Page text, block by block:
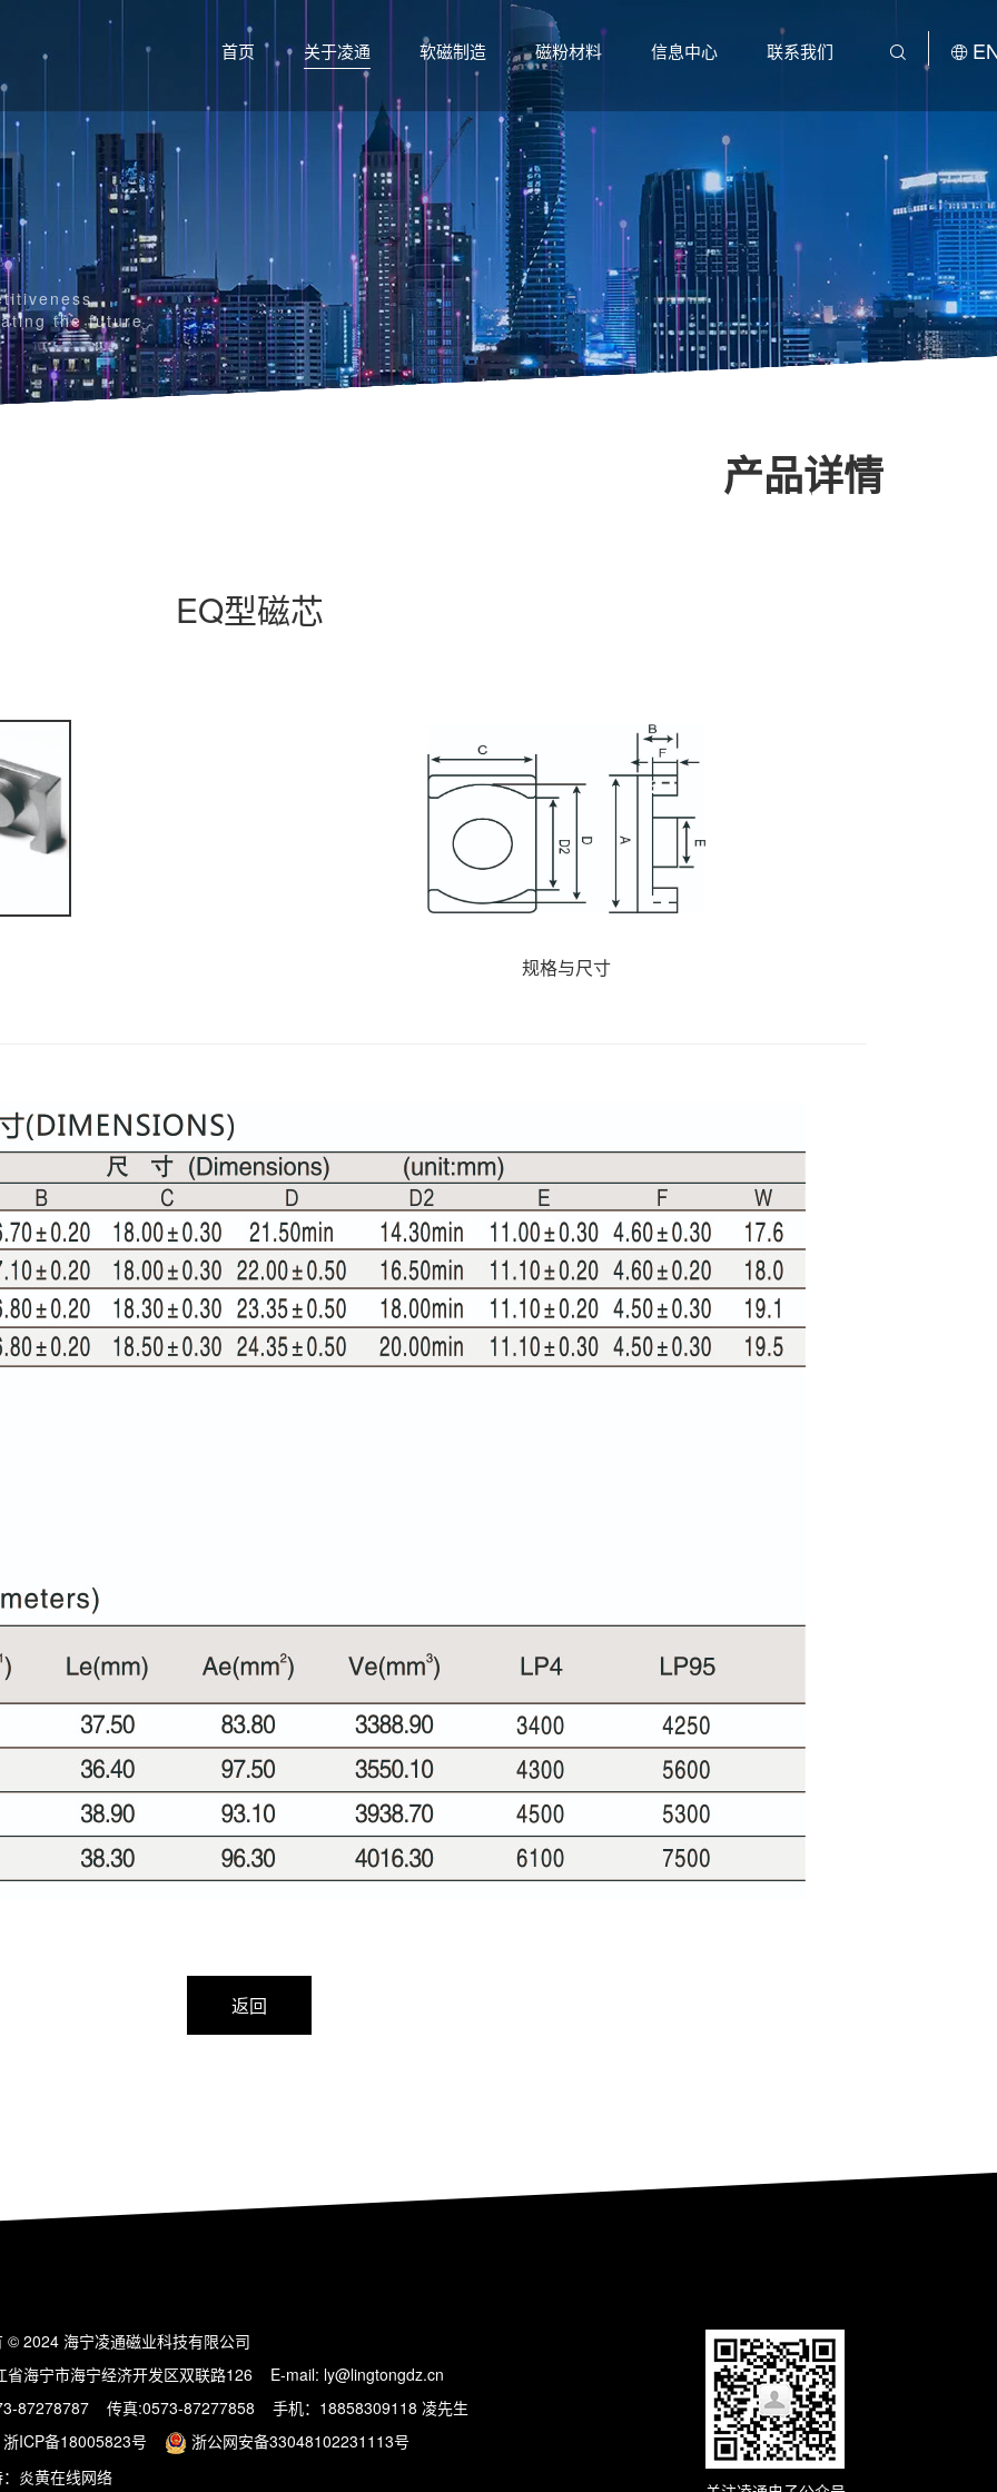
首页 关于凌通 软磁制造 磁粉材料 信息中心 联系我们
the future
产品详情
EQ型磁芯
规格与尺寸
返回
© 2024 海宁凌通磁业科技有限公司
省海宁市海宁经济开发区双联路126 E-mail: ly@lingtongdz.cn
87278787 传真:0573-87277858 手机：18858309118 凌先生
浙ICP备18005823号
浙公网安备33048102231113号
炎黄在线网络